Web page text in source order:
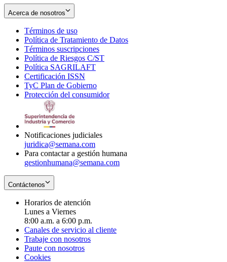
Acerca de nosotros
Términos de uso
in
new
window
Política de Tratamiento de Datos
Términos suscripciones
in
Política de Riesgos C/ST
Política SAGRILAFT
new
window
Certificación ISSN
in
new
TyC Plan de Gobierno
in
Protección del consumidorOpens
Notificaciones judiciales
juridica@semana.com
Para contactar a gestión humana
gestionhumana@semana.com
Contáctenos
Horarios de atención
Lunes a Viernes
8:00 a.m. a 6:00 p.m.
Canales de servicio al cliente
Trabaje con nosotros
Paute con nosotros
Cookies